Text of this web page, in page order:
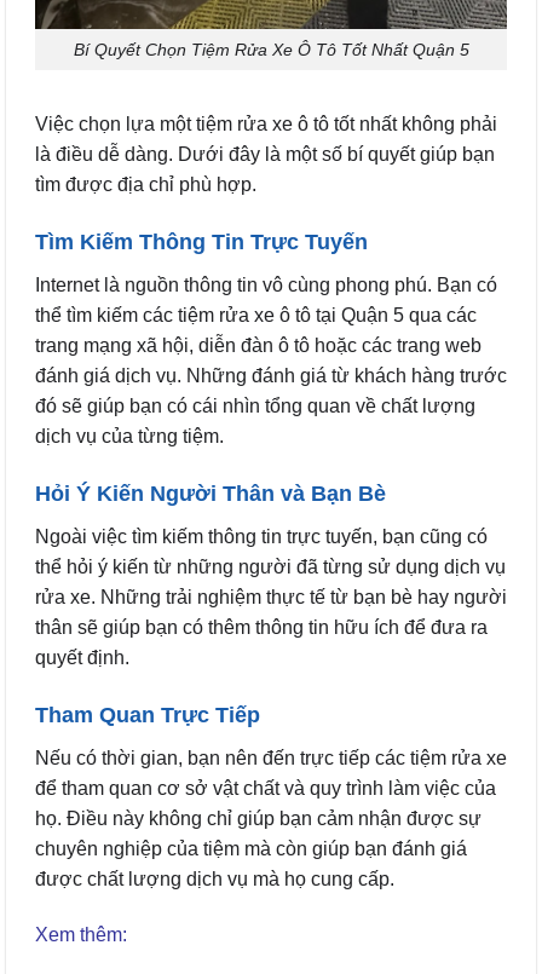
Bí Quyết Chọn Tiệm Rửa Xe Ô Tô Tốt Nhất Quận 5
Việc chọn lựa một tiệm rửa xe ô tô tốt nhất không phải
là điều dễ dàng. Dưới đây là một số bí quyết giúp bạn
tìm được địa chỉ phù hợp.
Tìm Kiếm Thông Tin Trực Tuyến
Internet là nguồn thông tin vô cùng phong phú. Bạn có
thể tìm kiếm các tiệm rửa xe ô tô tại Quận 5 qua các
trang mạng xã hội, diễn đàn ô tô hoặc các trang web
đánh giá dịch vụ. Những đánh giá từ khách hàng trước
đó sẽ giúp bạn có cái nhìn tổng quan về chất lượng
dịch vụ của từng tiệm.
Hỏi Ý Kiến Người Thân và Bạn Bè
Ngoài việc tìm kiếm thông tin trực tuyến, bạn cũng có
thể hỏi ý kiến từ những người đã từng sử dụng dịch vụ
rửa xe. Những trải nghiệm thực tế từ bạn bè hay người
thân sẽ giúp bạn có thêm thông tin hữu ích để đưa ra
quyết định.
Tham Quan Trực Tiếp
Nếu có thời gian, bạn nên đến trực tiếp các tiệm rửa xe
để tham quan cơ sở vật chất và quy trình làm việc của
họ. Điều này không chỉ giúp bạn cảm nhận được sự
chuyên nghiệp của tiệm mà còn giúp bạn đánh giá
được chất lượng dịch vụ mà họ cung cấp.
Xem thêm: